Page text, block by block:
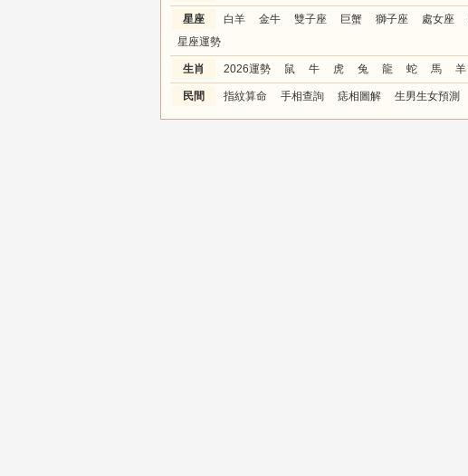
星座 白羊 金牛 雙子座 巨蟹 獅子座 處女座
星座運勢
生肖 2026運勢 鼠 牛 虎 兔 龍 蛇 馬 羊
民間 指紋算命 手相查詢 痣相圖解 生男生女預測